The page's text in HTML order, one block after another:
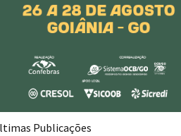
Publicações